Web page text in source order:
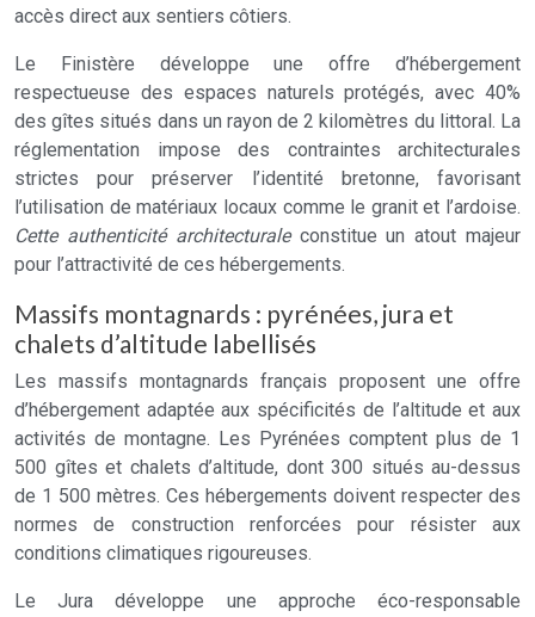
accès direct aux sentiers côtiers.
Le Finistère développe une offre d’hébergement
respectueuse des espaces naturels protégés, avec 40%
des gîtes situés dans un rayon de 2 kilomètres du littoral. La
réglementation impose des contraintes architecturales
strictes pour préserver l’identité bretonne, favorisant
l’utilisation de matériaux locaux comme le granit et l’ardoise.
Cette authenticité architecturale constitue un atout majeur
pour l’attractivité de ces hébergements.
Massifs montagnards : pyrénées, jura et
chalets d’altitude labellisés
Les massifs montagnards français proposent une offre
d’hébergement adaptée aux spécificités de l’altitude et aux
activités de montagne. Les Pyrénées comptent plus de 1
500 gîtes et chalets d’altitude, dont 300 situés au-dessus
de 1 500 mètres. Ces hébergements doivent respecter des
normes de construction renforcées pour résister aux
conditions climatiques rigoureuses.
Le Jura développe une approche éco-responsable